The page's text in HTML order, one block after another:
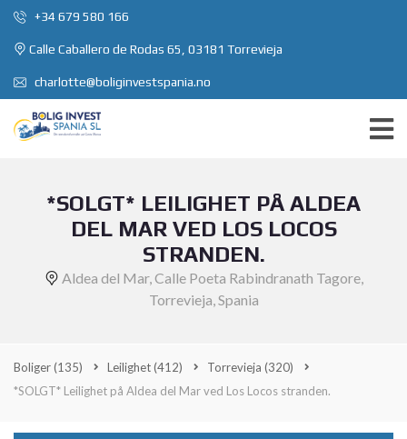
+34 679 580 166
Calle Caballero de Rodas 65, 03181 Torrevieja
charlotte@boliginvestspania.no
*SOLGT* LEILIGHET PÅ ALDEA
DEL MAR VED LOS LOCOS
STRANDEN.
Aldea del Mar, Calle Poeta Rabindranath Tagore,
Torrevieja, Spania
Boliger(135) Leilighet(412) Torrevieja (320)
*SOLGT* Leilighet på Aldea del Mar ved Los Locos stranden.